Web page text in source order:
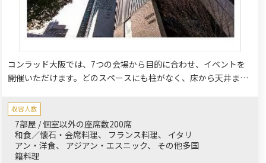
コンラッド大阪では、7つの会場から目的に合わせ、イベントを
開催いただけます。どのスペースにも柱がなく、床から天井まで
のスカイラインや川、海、遠くには山々が見え、最高のパノラマ
をお楽しみいただけます。洗練された温かみのあるインテリア
が、皆さまのイベントが心地よいものとなるようサポートしま
す。
収容人数
7部屋 / 個室以外の座席数200席
和食／懐石・会席料理
フランス料理
イタリ
アン・洋食
アジアン・エスニック
その他多国
籍料理